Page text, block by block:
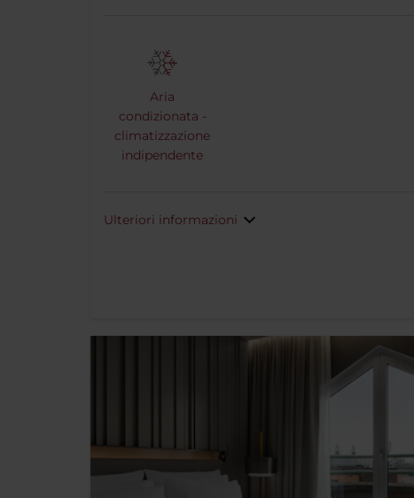
Aria
condizionata -
climatizzazione
indipendente
Ulteriori informazioni